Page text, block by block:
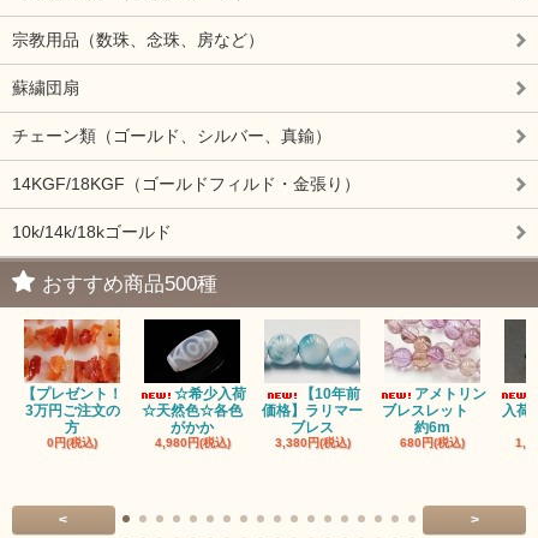
宗教用品（数珠、念珠、房など）
蘇繍団扇
チェーン類（ゴールド、シルバー、真鍮）
14KGF/18KGF（ゴールドフィルド・金張り）
10k/14k/18kゴールド
おすすめ商品500種
【プレゼント！
3万円ご注文の
方
0円(税込)
☆希少入荷
☆天然色☆各色
がかか
4,980円(税込)
【10年前
価格】ラリマー
ブレス
3,380円(税込)
アメトリン
ブレスレット
約6m
680円(税込)
入荷
< >